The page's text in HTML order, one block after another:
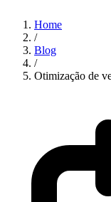
Home
/
Blog
/
Otimização de